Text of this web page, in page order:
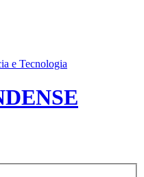
e Tecnologia